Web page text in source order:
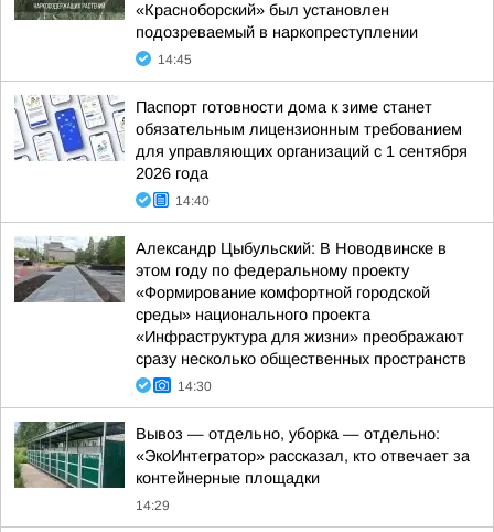
«Красноборский» был установлен
подозреваемый в наркопреступлении
14:45
Паспорт готовности дома к зиме станет
обязательным лицензионным требованием
для управляющих организаций с 1 сентября
2026 года
14:40
Александр Цыбульский: В Новодвинске в
этом году по федеральному проекту
«Формирование комфортной городской
среды» национального проекта
«Инфраструктура для жизни» преображают
сразу несколько общественных пространств
14:30
Вывоз — отдельно, уборка — отдельно:
«ЭкоИнтегратор» рассказал, кто отвечает за
контейнерные площадки
14:29